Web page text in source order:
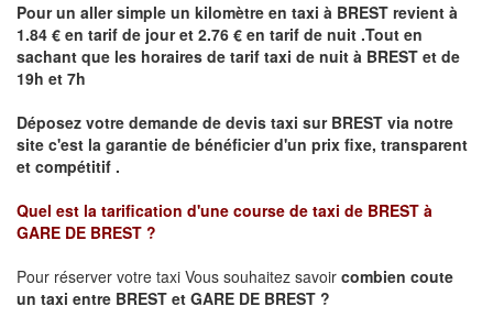
Pour un aller simple un kilomètre en taxi à BREST revient à
1.84 € en tarif de jour et 2.76 € en tarif de nuit .Tout en
sachant que les horaires de tarif taxi de nuit à BREST et de
19h et 7h
Déposez votre demande de devis taxi sur BREST via notre
site c'est la garantie de bénéficier d'un prix fixe, transparent
et compétitif .
Quel est la tarification d'une course de taxi de BREST à
GARE DE BREST ?
Pour réserver votre taxi Vous souhaitez savoir combien coute
un taxi entre BREST et GARE DE BREST ?